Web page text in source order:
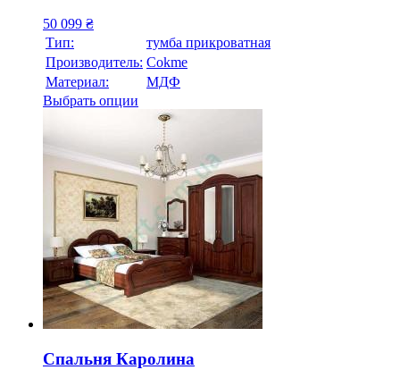
50 099 ₴
Тип:
тумба прикроватная
Производитель: Cokme
Материал:
МДФ
Выбрать опции
Спальня Каролина